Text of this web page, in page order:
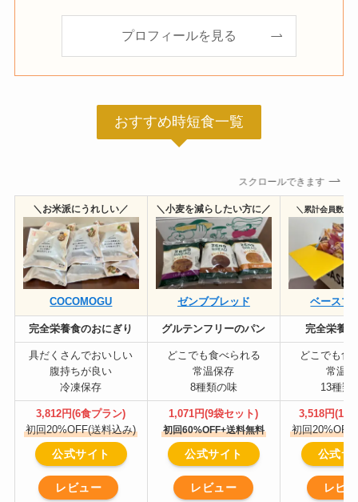
プロフィールを見る
おすすめ時短食一覧
スクロールできます
＼お米派にうれしい／
COCOMOGU
＼小麦を減らしたい方に／
ゼンブブレッド
＼累計会員数
ベースブ
完全栄養食のおにぎり グルテンフリーのパン 完全栄養
具だくさんでおいしい
腹持ちが良い
冷凍保存
どこでも食べられる
常温保存
8種類の味
どこでも食
常温
13種類
3,812円(6食プラン)
初回20%OFF(送料込み)
公式サイト
レビュー
1,071円(9袋セット)
初回60%OFF+送料無料
公式サイト
レビュー
3,518円(14
初回
公式サ
レビ